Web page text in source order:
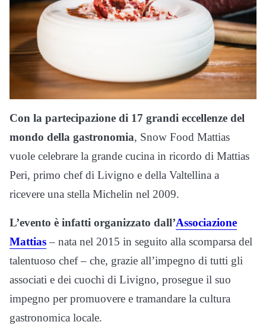
Con la partecipazione di 17 grandi eccellenze del
mondo della gastronomia, Snow Food Mattias
vuole celebrare la grande cucina in ricordo di Mattias
Peri, primo chef di Livigno e della Valtellina a
ricevere una stella Michelin nel 2009.
L’evento è infatti organizzato dall’Associazione
Mattias– nata nel 2015 in seguito alla scomparsa del
talentuoso chef – che, grazie all’impegno di tutti gli
associati e dei cuochi di Livigno, prosegue il suo
impegno per promuovere e tramandare la cultura
gastronomica locale.